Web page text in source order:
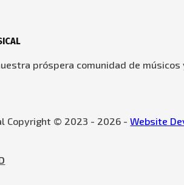
próspera comunidad de
Copyright © 2023 - 2026 -Website